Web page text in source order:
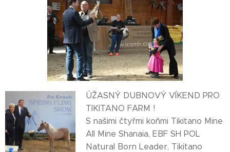
ÚŽASNÝ DUBNOVÝ VÍKEND PRO
TIKITANO FARM !
S našimi čtyřmi koňmi Tikitano Mine
All Mine Shanaia, EBF SH POL
Natural Born Leader, Tikitano